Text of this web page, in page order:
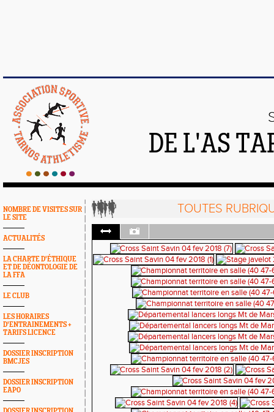
DE L'AS
NOMBRE DE VISITES SUR
LE SITE
ACTUALITÉS
LA CHARTE D'ÉTHIQUE
ET DE DÉONTOLOGIE DE
LA FFA
LE CLUB
LES HORAIRES
D'ENTRAINEMENTS +
TARIFS LICENCE
DOSSIER INSCRIPTION
BMCJES
DOSSIER INSCRIPTION
EAPO
TOUTES